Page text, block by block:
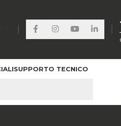
SUPPORTO TECNICO